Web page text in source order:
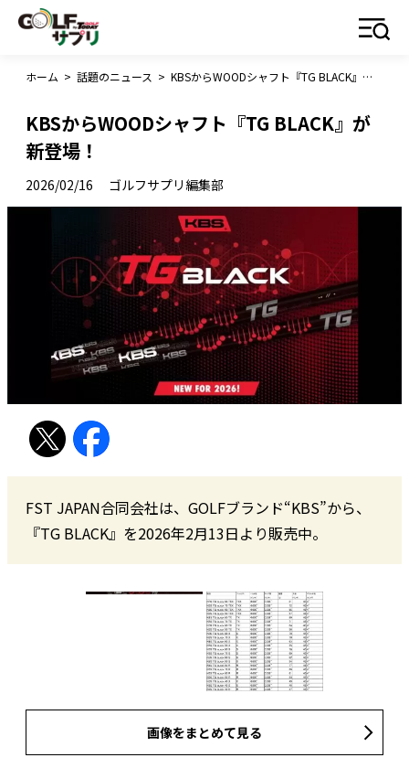
ホーム > 話題のニュース > KBSからWOODシャフト『TG BLACK』が新登場！
KBSからWOODシャフト『TG BLACK』が
新登場！
2026/02/16 ゴルフサプリ編集部
FST JAPAN合同会社は、GOLFブランド“KBS”から、
『TG BLACK』を2026年2月13日より販売中。
画像をまとめて見る